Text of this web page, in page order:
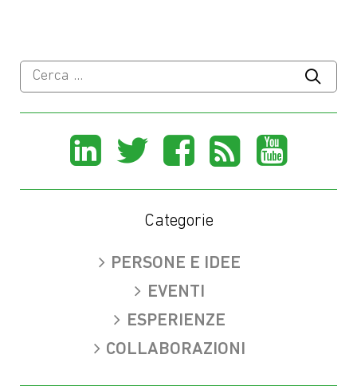
Ricerca
Share
on
LinkedIn
Share
on
X
(Twitter)
Share
on
Facebook
Share
on on
Categorie
PERSONE E IDEE
EVENTI
ESPERIENZE
COLLABORAZIONI